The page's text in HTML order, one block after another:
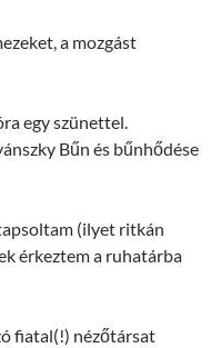
a mozgást
egy szünettel.
Bűn és bűnhődése
(ilyet ritkán
érkeztem a ruhatárba
fiatal(!) nézőtársat